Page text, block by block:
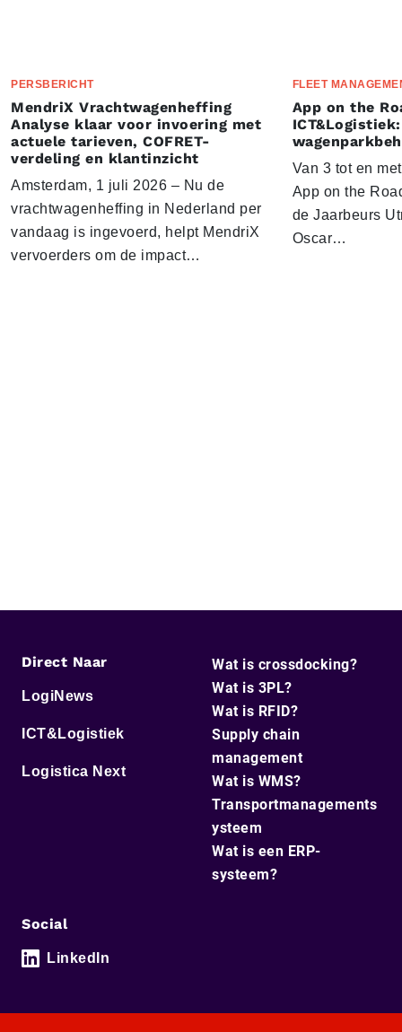
PERSBERICHT
MendriX Vrachtwagenheffing
Analyse klaar voor invoering met
actuele tarieven, COFRET-
verdeling en klantinzicht
Amsterdam, 1 juli 2026 – Nu de
vrachtwagenheffing in Nederland per
vandaag is ingevoerd, helpt MendriX
vervoerders om de impact…
FLEET
App on the
Van 3 tot en
App on the
de Jaarbeurs
Oscar…
Direct Naar
LogiNews
ICT&Logistiek
Logistica Next
Wat is crossdocking?
Wat is 3PL?
Wat is RFID?
Supply chain
management
Wat is WMS?
Transportmanagements
ysteem
Wat is een ERP-
systeem?
Social
LinkedIn